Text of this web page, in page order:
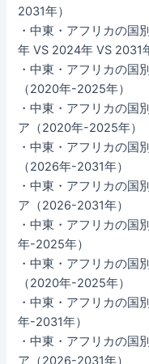
2031年）
・中東・アフリカの国
年 VS 2024年 VS 2031
・中東・アフリカの国
（2020年-2025年）
・中東・アフリカの国
ア（2020年-2025年）
・中東・アフリカの国
（2026年-2031年）
・中東・アフリカの国
ア（2026-2031年）
・中東・アフリカの国
年-2025年）
・中東・アフリカの国
（2020年-2025年）
・中東・アフリカの国
年-2031年）
・中東・アフリカの国
ア（2026-2031年）